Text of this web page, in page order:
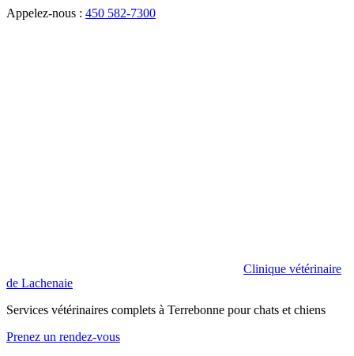
Appelez-nous : 450 582-7300
Clinique vétérinaire
de Lachenaie
Services vétérinaires complets à Terrebonne pour chats et chiens
Prenez un rendez-vous